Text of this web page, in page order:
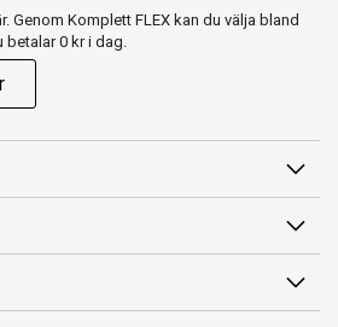
Genom Komplett FLEX kan du välja bland
betalar 0 kr i dag.
Club